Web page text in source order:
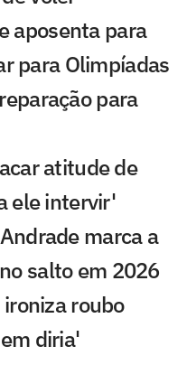
aposenta para
para Olimpíadas
para
atitude de
ele intervir'
marca a
salto em 2026
roubo
diria'